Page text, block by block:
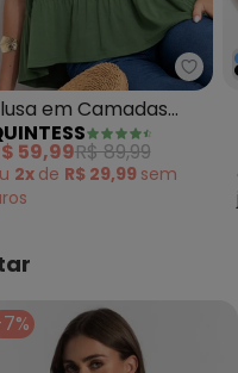
- Blusa em Malha de
em Camadas
com Mangas
59,99R$ 89,99
2x de R$ 29,99 sem